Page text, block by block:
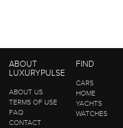
ABOUT
LUXURYPULSE
ABOUT US
TERMS OF USE
FAQ
CONTACT
FIND
CARS
HOME
YACHTS
WATCHES